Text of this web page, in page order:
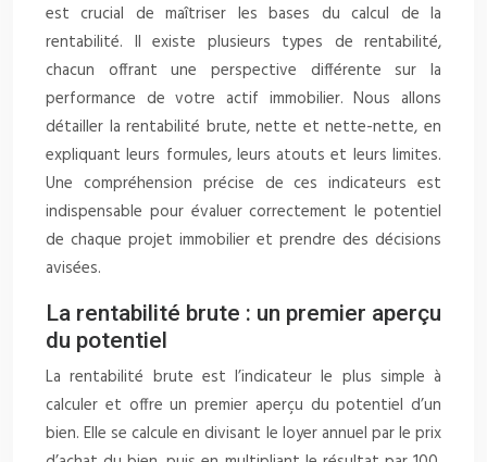
est crucial de maîtriser les bases du calcul de la
rentabilité. Il existe plusieurs types de rentabilité,
chacun offrant une perspective différente sur la
performance de votre actif immobilier. Nous allons
détailler la rentabilité brute, nette et nette-nette, en
expliquant leurs formules, leurs atouts et leurs limites.
Une compréhension précise de ces indicateurs est
indispensable pour évaluer correctement le potentiel
de chaque projet immobilier et prendre des décisions
avisées.
La rentabilité brute : un premier aperçu
du potentiel
La rentabilité brute est l’indicateur le plus simple à
calculer et offre un premier aperçu du potentiel d’un
bien. Elle se calcule en divisant le loyer annuel par le prix